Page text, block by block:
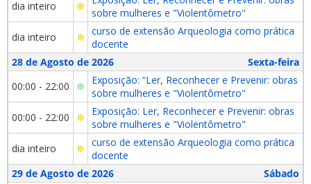
dia inteiro
sobre mulheres e "Violentômetro"
dia inteiro
curso de extensão Arqueologia como prática
docente
28 de Agosto de 2026
Sexta-feira
00:00 - 22:00
Exposição: “Ler, Reconhecer e Prevenir: obras
sobre mulheres e "Violentômetro"
00:00 - 22:00
Exposição: Ler, Reconhecer e Prevenir: obras
sobre mulheres e "Violentômetro"
dia inteiro
curso de extensão Arqueologia como prática
docente
29 de Agosto de 2026
Sábado